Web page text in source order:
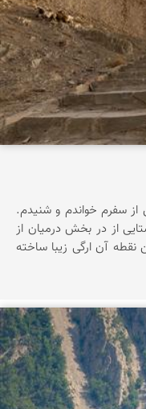
از سفرم خواندم و شنیدم.
از در بخش درمیان از
آن ارگی زیبا ساخته